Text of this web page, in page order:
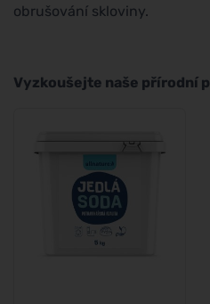
obrušování skloviny.
Vyzkoušejte naše přírodní